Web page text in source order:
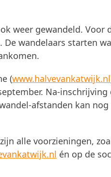
weer gewandeld. Voor
wandelaars starten
(www.halvevankatwijk.nl
Na-
afstanden kan
alle voorzieningen,
én op de